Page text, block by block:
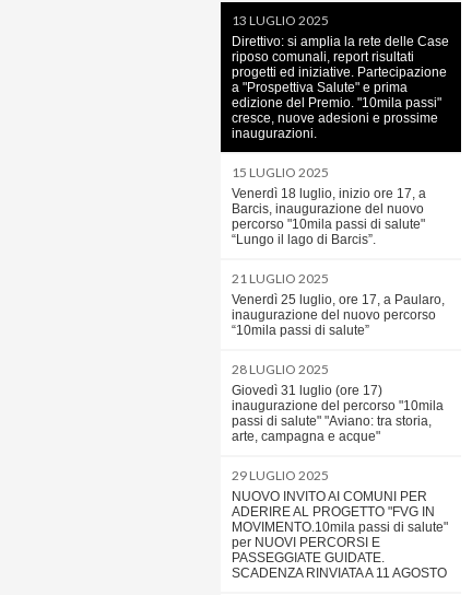
13 LUGLIO 2025
Direttivo: si amplia la rete delle Case
riposo comunali, report risultati
progetti ed iniziative. Partecipazione
a "Prospettiva Salute" e prima
edizione del Premio. "10mila passi"
cresce, nuove adesioni e prossime
inaugurazioni.
15 LUGLIO 2025
Venerdì 18 luglio, inizio ore 17, a
Barcis, inaugurazione del nuovo
percorso "10mila passi di salute"
“Lungo il lago di Barcis”.
21 LUGLIO 2025
Venerdì 25 luglio, ore 17, a Paularo,
inaugurazione del nuovo percorso
“10mila passi di salute”
28 LUGLIO 2025
Giovedì 31 luglio (ore 17)
inaugurazione del percorso "10mila
passi di salute" "Aviano: tra storia,
arte, campagna e acque"
29 LUGLIO 2025
NUOVO INVITO AI COMUNI PER
ADERIRE AL PROGETTO "FVG IN
MOVIMENTO.10mila passi di salute"
per NUOVI PERCORSI E
PASSEGGIATE GUIDATE.
SCADENZA RINVIATA A 11 AGOSTO